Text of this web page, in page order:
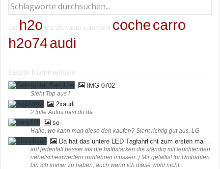
car h2o kfz pkw auto automobil cochecarro
h2o74audi
Letzte Kommentare
IMG 0702
Sieht Top aus !
2xaudi
2 tolle Autos hast du da
so
Hallo, wo kann man diese den kaufen? Sieht richtig gut aus. LG
Da hat das untere LED Tagfahrlicht zum ersten mal funktioniert ;) (bei mir in der Werkstatt)
auf jedenfall besser als die halbstarken die ständig mit leuchtenden
nebelscheinwerfern rumfahren müssen ;) Mir gefällts! für Umbauten
bin ich immer zu haben, auch wenn ich diese wohl nicht...